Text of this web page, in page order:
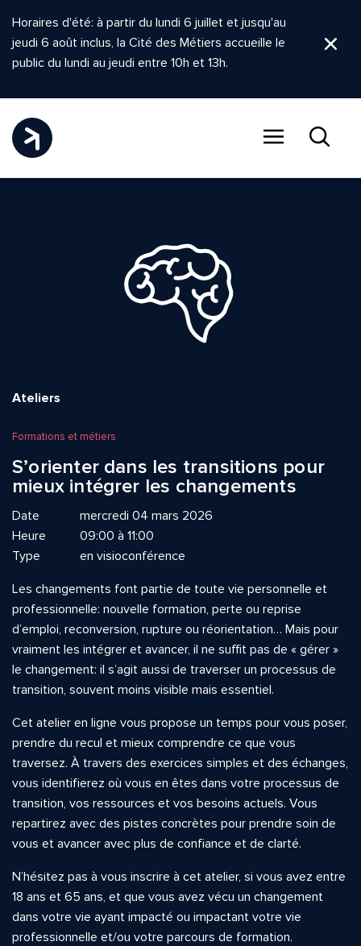
Horaires d'été: à partir du lundi 6 juillet et jusqu'au
jeudi 6 août inclus, la Cité des Métiers accueille le
public du lundi au jeudi entre 10h et 13h.
Ateliers
Formations et métiers
S’orienter dans les transitions pour
mieux intégrer les changements
Date
mercredi 04 mars 2026
Heure
09:00 à 11:00
Type
en visioconférence
Les changements font partie de toute vie personnelle et
professionnelle: nouvelle formation, perte ou reprise
d’emploi, reconversion, rupture ou réorientation… Mais pour
vraiment les intégrer et avancer, il ne suffit pas de « gérer »
le changement: il s’agit aussi de traverser un processus de
transition, souvent moins visible mais essentiel.
Cet atelier en ligne vous propose un temps pour vous poser,
prendre du recul et mieux comprendre ce que vous
traversez. À travers des exercices simples et des échanges,
vous identifierez où vous en êtes dans votre processus de
transition, vos ressources et vos besoins actuels. Vous
repartirez avec des pistes concrètes pour prendre soin de
vous et avancer avec plus de confiance et de clarté.
N’hésitez pas à vous inscrire à cet atelier, si vous avez entre
18 ans et 65 ans, et que vous avez vécu un changement
dans votre vie ayant impacté ou impactant votre vie
professionnelle et/ou votre parcours de formation.